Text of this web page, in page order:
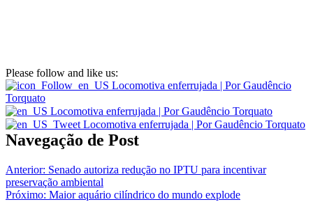
Please follow and like us:
Navegação de Post
Anterior: Senado autoriza redução no IPTU para incentivar
preservação ambiental
Próximo: Maior aquário cilíndrico do mundo explode